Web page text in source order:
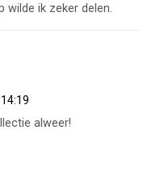
wilde ik zeker delen.
alweer!